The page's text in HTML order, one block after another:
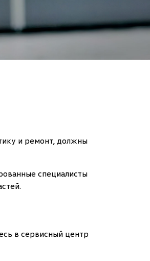
и ремонт, должны
специалисты
в сервисный центр